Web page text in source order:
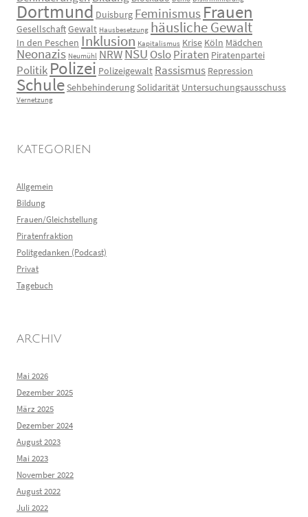
Dortmund Duisburg Feminismus Frauen
GesellschaftGewalt Hausbesetzung häusliche Gewalt
In den Peschen Inklusion Kapitalismus Krise Köln Mädchen
Neonazis Neumühl NRWNSU OsloPiraten Piratenpartei
Politik Polizei Polizeigewalt Rassismus Repression
Schule Sehbehinderung Solidarität Untersuchungsausschuss
Vernetzung
KATEGORIEN
Allgemein
Bildung
Frauen/Gleichstellung
Piratenfraktion
Politgedanken (Podcast)
Privat
Tagebuch
ARCHIV
Mai 2026
Dezember 2025
März 2025
Dezember 2024
August 2023
Mai 2023
November 2022
August 2022
Juli 2022